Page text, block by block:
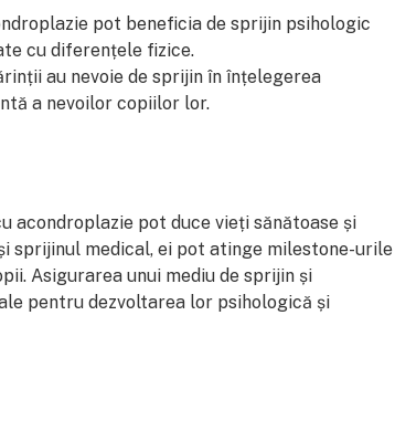
pot beneficia de sprijin psihologic
cu diferențele fizice.
au nevoie de sprijin în înțelegerea
a nevoilor copiilor lor.
acondroplazie pot duce vieți sănătoase și
sprijinul medical, ei pot atinge milestone-urile
Asigurarea unui mediu de sprijin și
pentru dezvoltarea lor psihologică și